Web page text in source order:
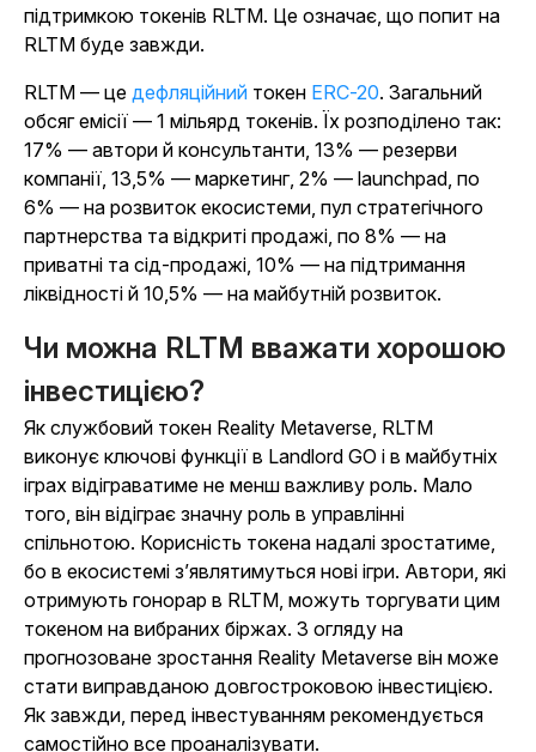
підтримкою токенів RLTM. Це означає, що попит на
RLTM буде завжди.
RLTM — це дефляційний токен ERC-20. Загальний
обсяг емісії — 1 мільярд токенів. Їх розподілено так:
17% — автори й консультанти, 13% — резерви
компанії, 13,5% — маркетинг, 2% — launchpad, по
6% — на розвиток екосистеми, пул стратегічного
партнерства та відкриті продажі, по 8% — на
приватні та сід-продажі, 10% — на підтримання
ліквідності й 10,5% — на майбутній розвиток.
Чи можна RLTM вважати хорошою
інвестицією?
Як службовий токен Reality Metaverse, RLTM
виконує ключові функції в Landlord GO і в майбутніх
іграх відіграватиме не менш важливу роль. Мало
того, він відіграє значну роль в управлінні
спільнотою. Корисність токена надалі зростатиме,
бо в екосистемі з’являтимуться нові ігри. Автори, які
отримують гонорар в RLTM, можуть торгувати цим
токеном на вибраних біржах. З огляду на
прогнозоване зростання Reality Metaverse він може
стати виправданою довгостроковою інвестицією.
Як завжди, перед інвестуванням рекомендується
самостійно все проаналізувати.